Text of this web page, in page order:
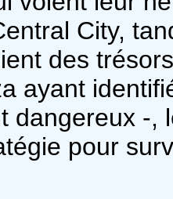
City,
des
ayant
dangereux -,
pour